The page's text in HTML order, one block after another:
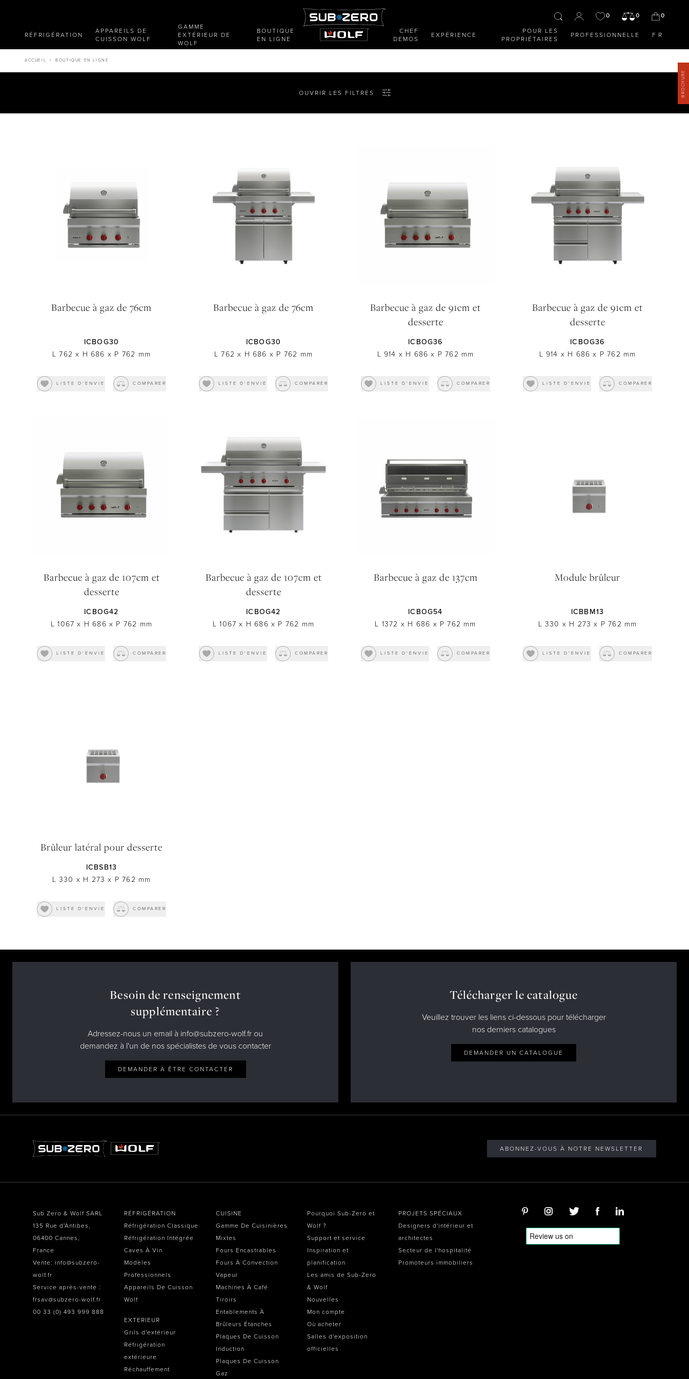
RÉFRIGÉRATION
APPAREILS DE
CUISSON WOLF
GAMME
EXTÉRIEUR DE
WOLF
BOUTIQUE
EN LIGNE
0 0 0
CHEF
DEMOS
EXPÉRIENCE
POUR LES
PROPRIÉTAIRES
PROFESSIONNELLE FR
ACCUEIL / BOUTIQUE EN LIGNE
OUVRIR LES FILTRES
1067 Dimensions
1372 Dimensions
Module de brûleur
TOUT RÉINITIALISER
Barbecue à gaz de 76cm
ICBOG30
L 762 x H 686 x P 762 mm
LISTE D'ENVIE COMPARER
Barbecue à gaz de 76cm
ICBOG30
L 762 x H 686 x P 762 mm
LISTE D'ENVIE COMPARER
Barbecue à gaz de 91cm et
desserte
ICBOG36
L 914 x H 686 x P 762 mm
LISTE D'ENVIE COMPARER
Barbecue à gaz de 91cm et
desserte
ICBOG36
L 914 x H 686 x P 762 mm
LISTE D'ENVIE COMPARER
Barbecue à gaz de 107cm et
desserte
ICBOG42
L 1067 x H 686 x P 762 mm
LISTE D'ENVIE COMPARER
Barbecue à gaz de 107cm et
desserte
ICBOG42
L 1067 x H 686 x P 762 mm
LISTE D'ENVIE COMPARER
Barbecue à gaz de 137cm
ICBOG54
L 1372 x H 686 x P 762 mm
LISTE D'ENVIE COMPARER
Module brûleur
ICBBM13
L 330 x H 273 x P 762 mm
LISTE D'ENVIE COMPARER
Brûleur latéral pour desserte
ICBSB13
L 330 x H 273 x P 762 mm
LISTE D'ENVIE COMPARER
Besoin de renseignement
supplémentaire ?
Adressez-nous un email à info@subzero-wolf.fr ou
demandez à l'un de nos spécialistes de vous contacter
DEMANDER À ÊTRE CONTACTER
Télécharger le catalogue
Veuillez trouver les liens ci-dessous pour télécharger
nos derniers catalogues
DEMANDER UN CATALOGUE
ABONNEZ-VOUS À NOTRE NEWSLETTER
Sub Zero & Wolf SARL
135 Rue d'Antibes,
06400 Cannes,
France
Vente: info@subzero-
wolf.fr
Service après-vente :
frsav@subzero-wolf.fr
00 33 (0) 493 999 888
RÉFRIGÉRATION
Réfrigération Classique
Réfrigération Intégrée
Caves À Vin
Modèles
Professionnels
Appareils De Cuisson
Wolf
EXTERIEUR
Grils d'extérieur
Réfrigération
extérieure
Réchauffement
CUISINE
Gamme De Cuisinières
Mixtes
Fours Encastrables
Fours À Convection
Vapeur
Machines À Café
Tiroirs
Entablements À
Brûleurs Étanches
Plaques De Cuisson
Induction
Plaques De Cuisson
Gaz
Pourquoi Sub-Zero et
Wolf ?
Support et service
Inspiration et
planification
Les amis de Sub-Zero
& Wolf
Nouvelles
Mon compte
Où acheter
Salles d'exposition
officielles
PROJETS SPÉCIAUX
Designers d'intérieur et
architectes
Secteur de l'hospitalité
Promoteurs immobiliers
BROCHURE